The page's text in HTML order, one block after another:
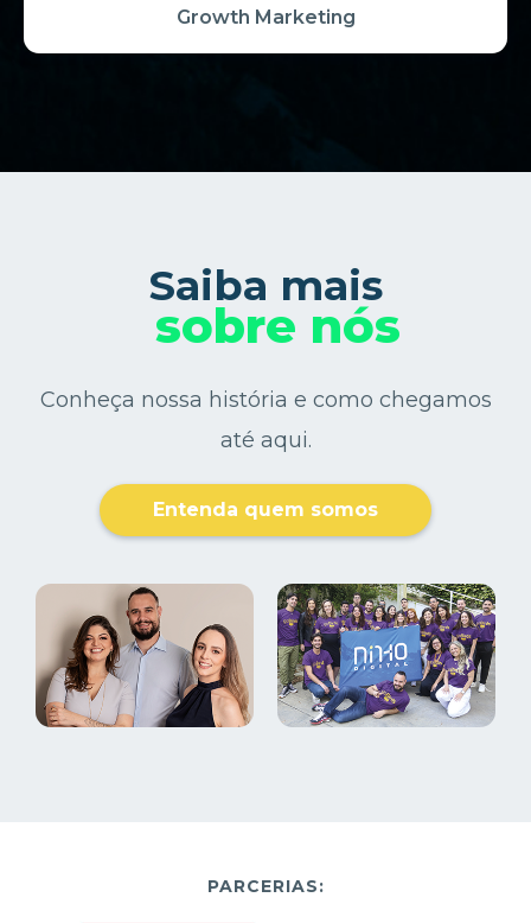
Growth Marketing
Saiba mais
sobre nós
Conheça nossa história e como chegamos
até aqui.
Entenda quem somos
PARCERIAS: